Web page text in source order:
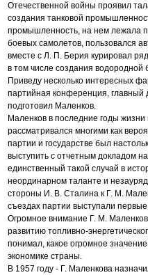
Отечественной войны проявил
создания танковой
промышленность, на нем лежала
боевых самолетов, пользовался
вместе с Л. П. Берия курировал
в том числе создания
Приведу несколько интересных
партийная конференция, главный
подготовил Маленков.
Маленков в последние годы
рассматривался многими как
партии и государстве был
выступить с отчетным докладом
единственный такой случай в
неординарном таланте и
стороны И. В. Сталина к Г. М.
съездах партии выступали первые
Огромное внимание Г. М.
развитию топливно-
понимал, какое огромное
экономике страны.
В 1957 году - Г. Маленкова